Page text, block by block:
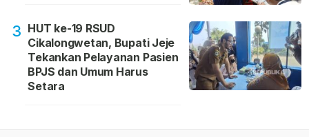
3 HUT ke-19 RSUD
Cikalongwetan, Bupati Jeje
Tekankan Pelayanan Pasien
BPJS dan Umum Harus
Setara